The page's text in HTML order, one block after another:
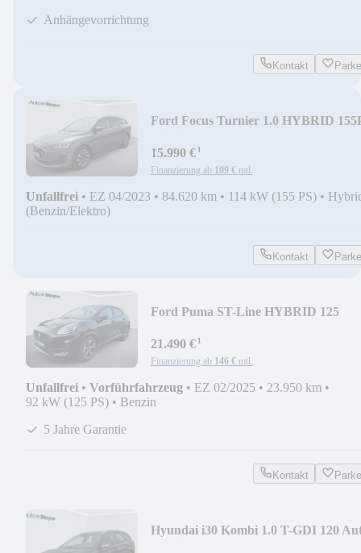
Anhängevorrichtung
Kontakt
Ford Focus Turnier 1.0 HYBRID
15.990 €¹
Finanzierung ab 109 € mtl.
Unfallfrei • EZ 04/2023 • 84.620 km • 114 kW (155 PS) •
(Benzin/Elektro)
Kontakt
Ford Puma ST-Line HYBRID 125
21.490 €¹
Finanzierung ab 146 € mtl.
Unfallfrei • Vorführfahrzeug • EZ 02/2025 • 23.950 km •
92 kW (125 PS) • Benzin
5 Jahre Garantie
Kontakt
Hyundai i30 Kombi 1.0 T-GDI 120